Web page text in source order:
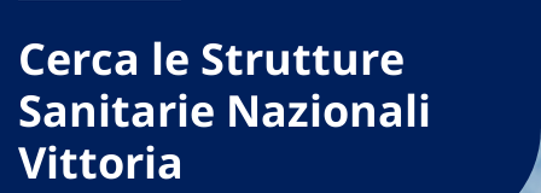
Cerca le Strutture
Sanitarie Nazionali
Vittoria